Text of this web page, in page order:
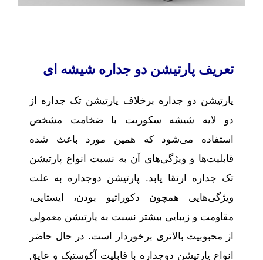
تعریف پارتیشن دو جداره شیشه ای
پارتیشن دو جداره برخلاف پارتیشن تک جداره از
دو لایه شیشه سکوریت با ضخامت مشخص
استفاده می‌شود که همین مورد باعث شده
قابلیت‌ها و ویژگی‌های آن به نسبت انواع پارتیشن
تک جداره ارتقا یابد. پارتیشن دوجداره به علت
ویژگی­‌هایی همچون دکوراتیو بودن، ایستایی،
مقاومت و زیبایی بیشتر نسبت به پارتیشن معمولی
از محبوبیت بالاتری برخوردار است. در حال حاضر
انواع پارتیشن دوجداره با قابلیت آکوستیک و عایق